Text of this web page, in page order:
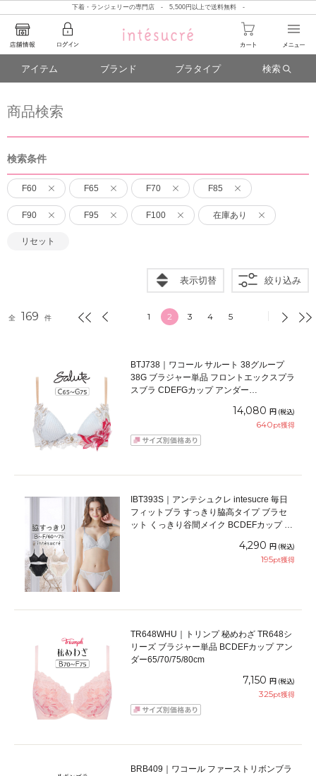
下着・ランジェリーの専門店 - 5,500円以上で送料無料 -
アイテム ブランド ブラタイプ 検索
商品検索
検索条件
F60 F65 F70 F85
F90 F95 F100 在庫あり
リセット
表示切替 絞り込み
全 169 件 1 2 3 4 5
BTJ738｜ワコール サルート 38グループ
38G ブラジャー単品 フロントエックスプラ
スブラ CDEFGカップ アンダー
14,080 円 (税込)
640pt獲得
IBT393S｜アンテシュクレ intesucre 毎日
フィットブラ すっきり脇高タイプ ブラセ
ット くっきり谷間メイク BCDEFカップ ア
4,290 円 (税込)
195pt獲得
TR648WHU｜トリンプ 秘めわざ TR648シ
リーズ ブラジャー単品 BCDEFカップ アン
ダー65/70/75/80cm
7,150 円 (税込)
325pt獲得
BRB409｜ワコール ファーストリボンブラ